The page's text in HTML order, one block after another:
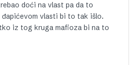
doći na vlast pa da to
vlasti bi to tak išlo.
iz tog kruga mafioza bi na to